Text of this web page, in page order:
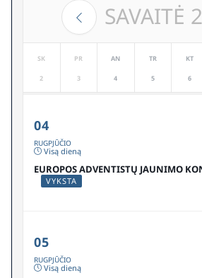
SAVAITĖ 2
SK
2
PR
3
AN
4
TR
5
KT
6
04
RUGPJŪČIO
Visą dieną
EUROPOS ADVENTISTŲ JAUNIMO
VYKSTA
05
RUGPJŪČIO
Visą dieną